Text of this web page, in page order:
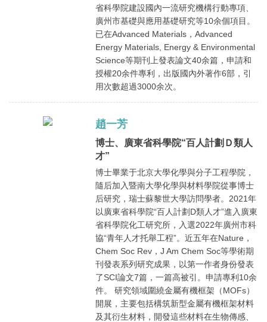
省科學院建設國內一流研究機構行動專項、
廣州市基礎與應用基礎研究等10余個項目。
已在Advanced Materials，Advanced
Energy Materials, Energy & Environmental
Science等期刊上發表論文40余篇，申請和
授權20余件專利，出版國內外著作6部，引
用次數超過3000余次。
趙一芳
博士、廣東省科學院“百人計劃Ｄ類人
才”
博士畢業于北京大學化學與分子工程學院，
隨后加入暨南大學化學與材料學院從事博士
后研究，瑞士蘇黎世大學訪問學者。2021年
以廣東省科學院“百人計劃D類人才”進入廣東
省科學院化工研究所，入選2022年廣州市科
協“青年人才托舉工程”。近五年在Nature，
Chem Soc Rev，J Am Chem Soc等學術期
刊發表系列研究成果，以第一作者身份發表
了SCI論文7篇，一篇高被引。申請專利10余
件。 研究領域圍繞金屬有機框架（MOFs）
開展，主要包括構筑新型金屬有機框架材料
及其衍生材料，開發這些材料在生物傳感、